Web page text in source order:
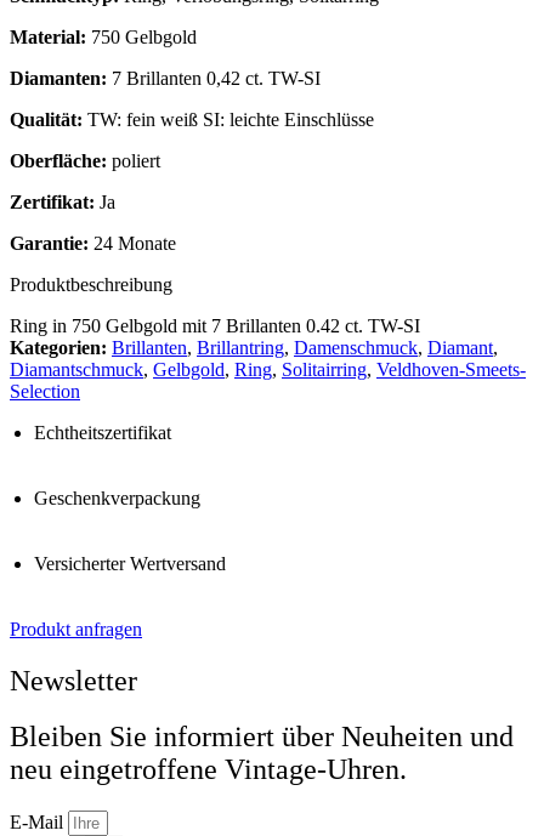
Material: 750 Gelbgold
Diamanten: 7 Brillanten 0,42 ct. TW-SI
Qualität: TW: fein weiß SI: leichte Einschlüsse
Oberfläche: poliert
Zertifikat: Ja
Garantie: 24 Monate
Produktbeschreibung
Ring in 750 Gelbgold mit 7 Brillanten 0.42 ct. TW-SI
Kategorien: Brillanten, Brillantring, Damenschmuck, Diamant,
Diamantschmuck, Gelbgold, Ring, Solitairring, Veldhoven-Smeets-
Selection
Echtheitszertifikat
Geschenkverpackung
Versicherter Wertversand
Produkt anfragen
Newsletter
Bleiben Sie informiert über Neuheiten und
neu eingetroffene Vintage-Uhren.
E-Mail